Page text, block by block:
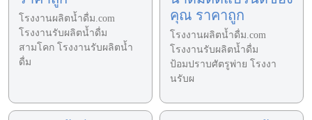
โรงงานผลิตน้ำดื่ม.com
โรงงานรับผลิตน้ำดื่ม
สามโคก โรงงานรับผลิตน้ำ
ดื่ม
คุณ ราคาถูก
โรงงานผลิตน้ำดื่ม.com
โรงงานรับผลิตน้ำดื่ม
ป้อมปราบศัตรูพ่าย โรงงา
นรับผ